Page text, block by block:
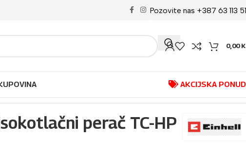
Pozovite nas +387 63 113
0,00
AKCIJSKA
perač TC-HP